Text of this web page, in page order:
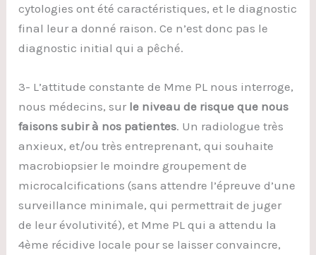
cytologies ont été caractéristiques, et le diagnostic
final leur a donné raison. Ce n’est donc pas le
diagnostic initial qui a pêché.
3- L’attitude constante de Mme PL nous interroge,
nous médecins, sur le niveau de risque que nous
faisons subir à nos patientes. Un radiologue très
anxieux, et/ou très entreprenant, qui souhaite
macrobiopsier le moindre groupement de
microcalcifications (sans attendre l’épreuve d’une
surveillance minimale, qui permettrait de juger
de leur évolutivité), et Mme PL qui a attendu la
4ème récidive locale pour se laisser convaincre,